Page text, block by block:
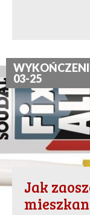
03-25
Jak